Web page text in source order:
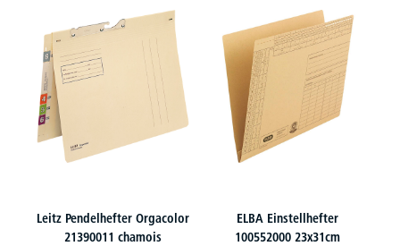
Leitz Pendelhefter Orgacolor
21390011 chamois
ELBA Einstellhefter
100552000 23x31cm